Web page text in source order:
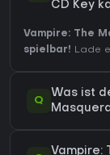
CD Key
Vampire: The
spielbar! Lade
Q
Was ist
Vampire: